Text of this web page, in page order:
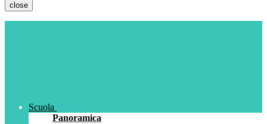
close
Scuola
Panoramica